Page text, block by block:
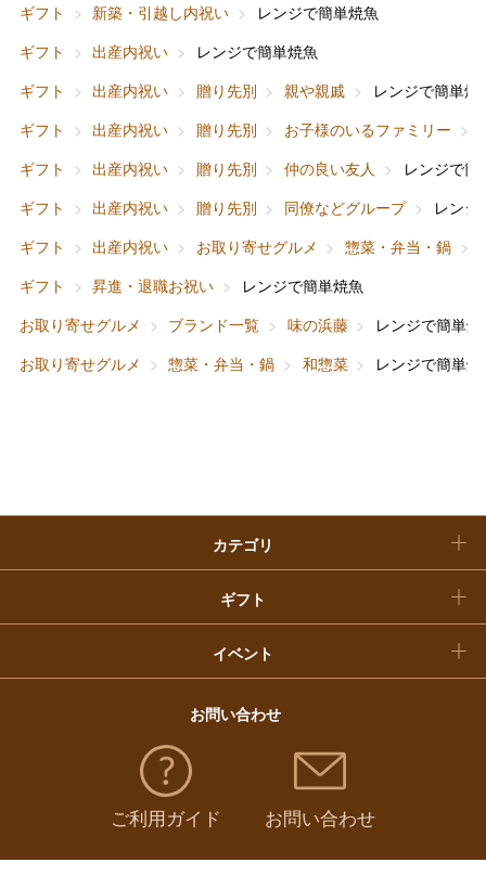
ギフト
新築・引越し内祝い
レンジで簡単焼魚
ギフト
出産内祝い
レンジで簡単焼魚
ギフト
出産内祝い 贈り先別 親や親戚
レンジで簡単焼
ギフト
出産内祝い 贈り先別 お子様のいるファミリー
ギフト
出産内祝い 贈り先別 仲の良い友人
レンジで簡
ギフト
出産内祝い 贈り先別 同僚などグループ
レンジ
ギフト
出産内祝い お取り寄せグルメ 惣菜・弁当・鍋
ギフト
昇進・退職お祝い
レンジで簡単焼魚
お取り寄せグルメ
ブランド一覧 味の浜藤
レンジで簡単焼
お取り寄せグルメ
惣菜・弁当・鍋 和惣菜 レンジで簡単焼
カテゴリ
フード＆スイーツ
ファッション
ホーム＆インテリア
ベビー＆キッズ
ギフト
出産内祝い
結婚内祝い
お香典返し
快気祝い
イベント
バレンタインチョコレート
ホワイトデー
母の日
父の日
お中元
敬老の日
福袋
お問い合わせ
ご利用ガイド お問い合わせ